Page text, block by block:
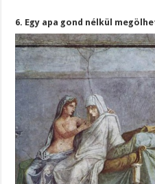
6. Egy apa gond nélkül